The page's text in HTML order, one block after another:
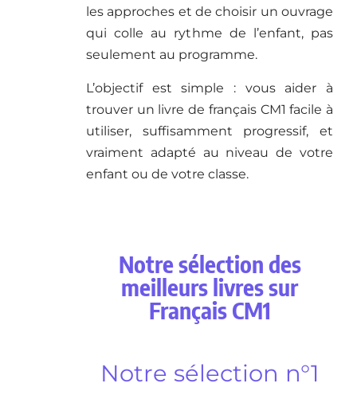
les approches et de choisir un ouvrage
qui colle au rythme de l’enfant, pas
seulement au programme.
L’objectif est simple : vous aider à
trouver un livre de français CM1 facile à
utiliser, suffisamment progressif, et
vraiment adapté au niveau de votre
enfant ou de votre classe.
Notre sélection des
meilleurs livres sur
Français CM1
Notre sélection n°1